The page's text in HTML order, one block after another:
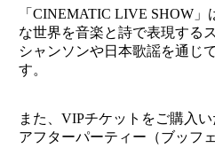
「CINEMATIC LIVE SHOW
な世界を音楽と詩で表現する
シャンソンや日本歌謡を通じ
す。
また、VIPチケットをご購入い
アフターパーティー（ブッフ